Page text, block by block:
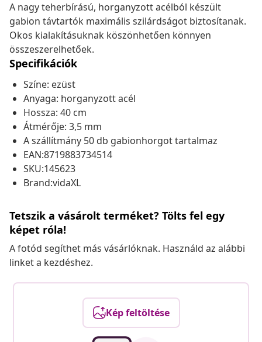
A nagy teherbírású, horganyzott acélból készült
gabion távtartók maximális szilárdságot biztosítanak.
Okos kialakításuknak köszönhetően könnyen
összeszerelhetőek.
Specifikációk
Színe: ezüst
Anyaga: horganyzott acél
Hossza: 40 cm
Átmérője: 3,5 mm
A szállítmány 50 db gabionhorgot tartalmaz
EAN:8719883734514
SKU:145623
Brand:vidaXL
Tetszik a vásárolt terméket? Tölts fel egy
képet róla!
A fotód segíthet más vásárlóknak. Használd az alábbi
linket a kezdéshez.
Kép feltöltése